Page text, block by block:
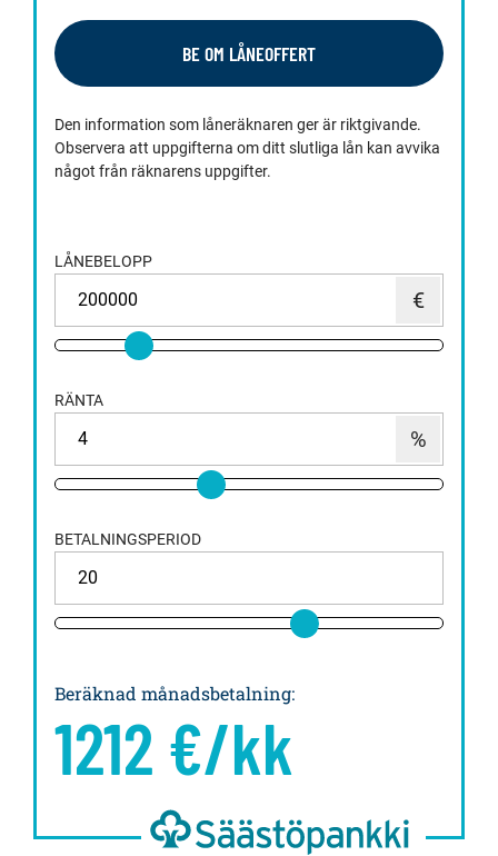
BE OM LÅNEOFFERT
Den information som låneräknaren ger är riktgivande.
Observera att uppgifterna om ditt slutliga lån kan avvika
något från räknarens uppgifter.
LÅNEBELOPP
RÄNTA
BETALNINGSPERIOD
Beräknad månadsbetalning:
1212 €/kk